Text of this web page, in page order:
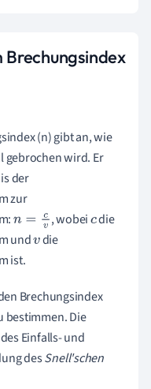
Brechungsindex
(n) gibt an, wie
gebrochen wird. Er
der
zur
n=cv , wobeicdie
undvdie
ist.
Brechungsindex
bestimmen. Die
Einfalls- und
desSnell'schen